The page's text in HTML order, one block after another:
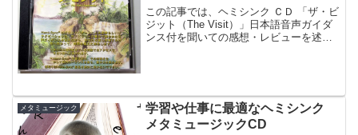
この記事では、ヘミシンク ＣＤ 「ザ・ビ
ジット（The Visit）」日本語音声ガイダ
ンス付を聞いての感想・レビューを述べ
メタミュージック
学習や仕事に最適なヘミシンク
メタミュージックCD